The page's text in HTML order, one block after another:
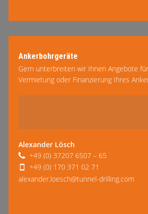
Ankerbohrgeräte
Gern unterbreiten wir Ihnen Angebote
Vermietung oder Finanzierung Ihres
mehr lesen
Alexander Lösch
+49 (0) 37207 6507 – 65
+49 (0) 170 371 02 71
alexander.loesch@tunnel-drilling.com